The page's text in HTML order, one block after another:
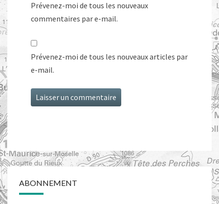
Prévenez-moi de tous les nouveaux
commentaires par e-mail.
Prévenez-moi de tous les nouveaux articles par
e-mail.
ABONNEMENT